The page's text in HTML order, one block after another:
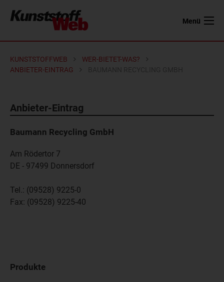
Menü
KUNSTSTOFFWEB
WER-BIETET-WAS?
ANBIETER-EINTRAG
Anbieter-Eintrag
Baumann Recycling GmbH
Am Rödertor 7
DE - 97499 Donnersdorf
Tel.: (09528) 9225-0
Fax: (09528) 9225-40
Produkte